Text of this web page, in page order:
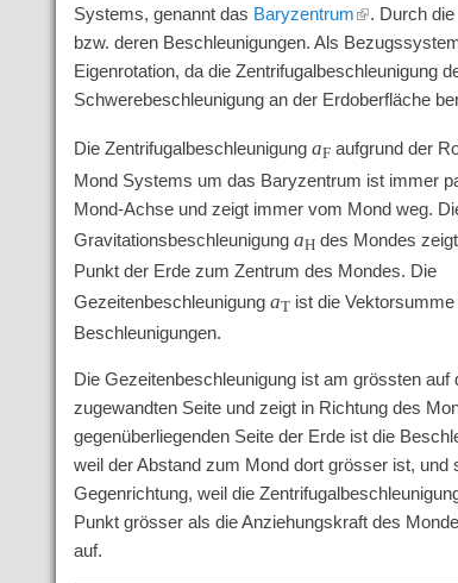
Systems, genannt das Baryzentrum
. Durch
bzw. deren Beschleunigungen. Als
Eigenrotation, da die Zentrifugalbeschleunigung
Schwerebeschleunigung an der Erdoberfläche
Die ZentrifugalbeschleunigungaF aufgrund der
Mond Systems um das Baryzentrum ist immer
Mond-Achse und zeigt immer vom Mond weg.
GravitationsbeschleunigungaH des Mondes
Punkt der Erde zum Zentrum des Mondes. Die
GezeitenbeschleunigungaT ist die
Beschleunigungen.
Die Gezeitenbeschleunigung ist am grössten auf
zugewandten Seite und zeigt in Richtung des
gegenüberliegenden Seite der Erde ist die
weil der Abstand zum Mond dort grösser ist, und
Gegenrichtung, weil die
Punkt grösser als die Anziehungskraft des
auf.